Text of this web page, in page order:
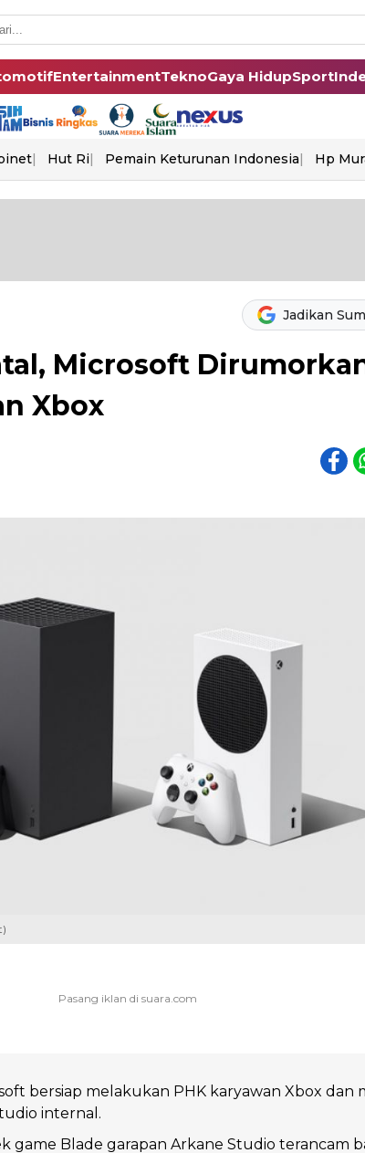
EntertainmentTeknoGaya HidupSport
Hut Ri Pemain Keturunan Indonesia Hp
Jadikan
Microsoft
Xbox
bersiap melakukan PHK karyawan Xbox dan
internal.
game Blade garapan Arkane Studio terancam